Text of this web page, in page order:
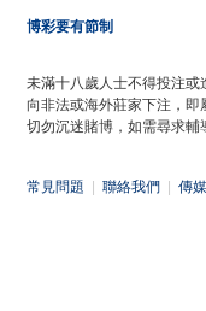
博彩要有節制
未滿十八歲人士不得投注或
向非法或海外莊家下注，即
切勿沉迷賭博，如需尋求輔
常見問題 聯絡我們 傳